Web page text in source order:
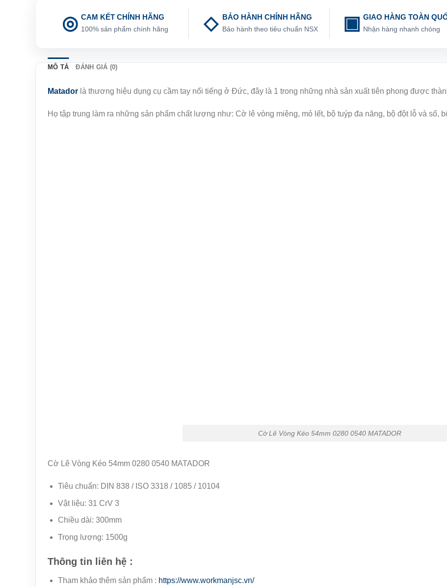
CAM KẾT CHÍNH HÃNG
100% sản phẩm chính hãng
BẢO HÀNH CHÍNH HÃNG
Bảo hành theo tiêu chuẩn NSX
GIAO HÀNG TOÀN
Nhận hàng nhanh chóng
MÔ TẢ ĐÁNH GIÁ (0)
Matador là thương hiệu dụng cụ cầm tay nổi tiếng ở Đức, đây là 1 trong những nhà sản xuất tiên phong được
Họ tập trung làm ra những sản phẩm chất lượng như: Cờ lê vòng miệng, mỏ lết, bộ tuýp đa năng, bộ đột lỗ và số,
Cờ Lê Vòng Kéo 54mm 0280 0540 MATADOR
Cờ Lê Vòng Kéo 54mm 0280 0540 MATADOR
Tiêu chuẩn: DIN 838 / ISO 3318 / 1085 / 10104
Vật liệu: 31 CrV 3
Chiều dài: 300mm
Trọng lượng: 1500g
Thông tin liên hệ :
Tham khảo thêm sản phẩm : https://www.workmanjsc.vn/